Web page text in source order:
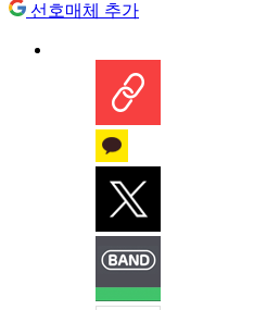
선호매체 추가